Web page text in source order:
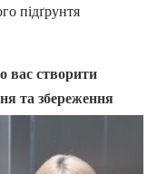
підґрунтя
вас створити
та збереження